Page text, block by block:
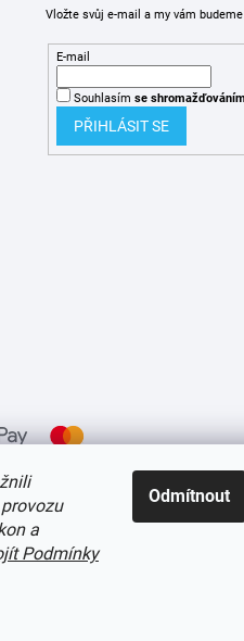
a
Podmínky
Odmítnout
Vložte svůj e-mail a my vám
E-mail
Souhlasím se shromažďováním
PŘIHLÁSIT SE